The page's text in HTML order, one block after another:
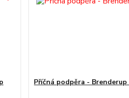
Příčná podpěra - Brenderup